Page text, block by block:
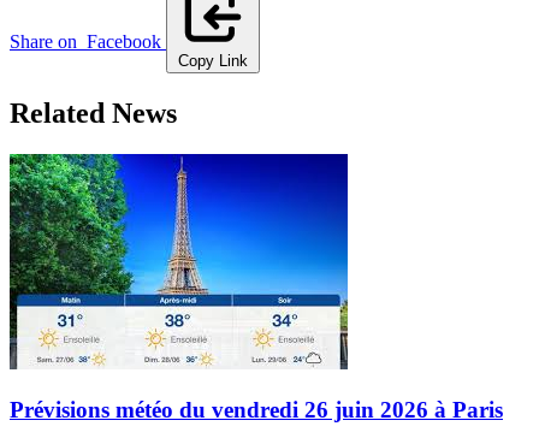
Share on Facebook
Copy Link
Related News
Prévisions météo du vendredi 26 juin 2026 à Paris